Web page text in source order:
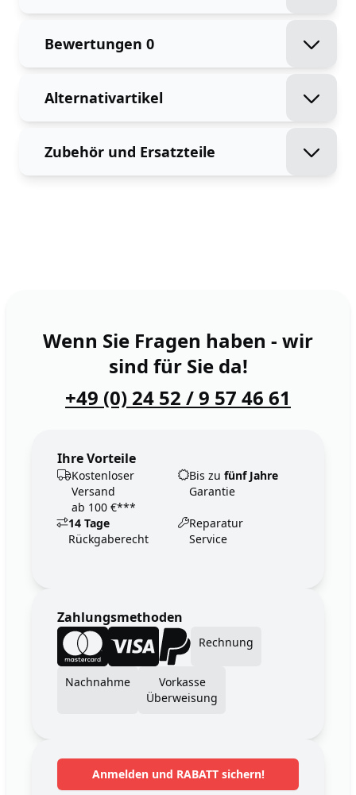
Bewertungen 0
Alternativartikel
Zubehör und Ersatzteile
Wenn Sie Fragen haben - wir
sind für Sie da!
+49 (0) 24 52 / 9 57 46 61
Ihre Vorteile
Kostenloser
Versand
ab 100 €***
Bis zu fünf Jahre
Garantie
14 Tage
Rückgaberecht
Reparatur
Service
Zahlungsmethoden
Rechnung
Nachnahme
Vorkasse
Überweisung
Anmelden und RABATT sichern!